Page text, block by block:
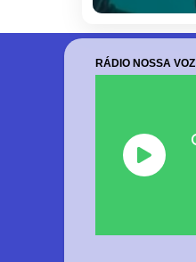
RÁDIO NOSSA VOZ